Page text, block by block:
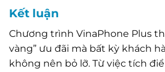
Kết luận
Chương trình VinaPhone Plus
vàng” ưu đãi mà bất kỳ khách
không nên bỏ lỡ. Từ việc tích